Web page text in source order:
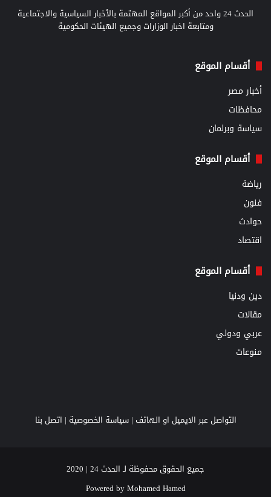
الحدث 24 واحد من أكبر المواقع المهتمة بالأخبار السياسية والاجتماعية
ومتابعة اخبار الوزارات وجميع الهيئات الحكومية
أقسام الموقع
أخبار مصر
محافظات
سياسة وبرلمان
أقسام الموقع
رياضة
فنون
حوادث
اقتصاد
أقسام الموقع
دين ودنيا
مقالات
عربي ودولي
منوعات
التواصل عبر الايميل او الهاتف |سياسة الخصوصية | اتصل بنا
جميع الحقوق محفوظة لـ الحدث 24 | 2020
Powered byMohamed Hamed